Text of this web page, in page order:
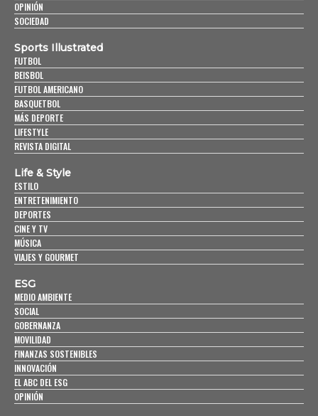
OPINIÓN
SOCIEDAD
Sports Illustrated
FUTBOL
BEISBOL
FUTBOL AMERICANO
BASQUETBOL
MÁS DEPORTE
LIFESTYLE
REVISTA DIGITAL
Life & Style
ESTILO
ENTRETENIMIENTO
DEPORTES
CINE Y TV
MÚSICA
VIAJES Y GOURMET
ESG
MEDIO AMBIENTE
SOCIAL
GOBERNANZA
MOVILIDAD
FINANZAS SOSTENIBLES
INNOVACIÓN
EL ABC DEL ESG
OPINIÓN